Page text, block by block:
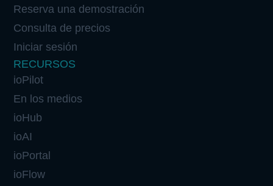
Reserva una demostración
Consulta de precios
Iniciar sesión
RECURSOS
ioPilot
En los medios
ioHub
ioAI
ioPortal
ioFlow